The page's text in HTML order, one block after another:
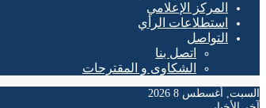
المركز الإعلامي
استطلاعات الرأي
التواصل
اتصل بنا
الشكاوى و المقترحات
السبت, أغسطس 8 2026